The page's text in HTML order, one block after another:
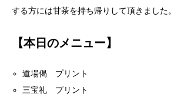
する方には甘茶を持ち帰りして頂きました。
【本日のメニュー】
道場偈 プリント
三宝礼 プリント